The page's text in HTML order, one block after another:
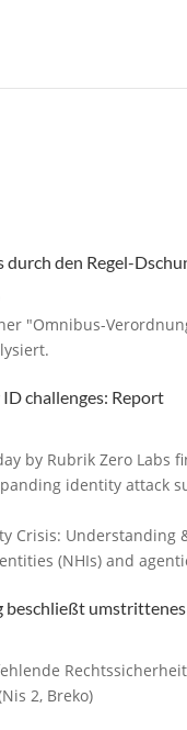
durch den Regel-
"Omnibus-
challenges: Report
by Rubrik Zero Labs
identity attack
Crisis: Understanding
(NHIs) and
beschließt
2, Breko)